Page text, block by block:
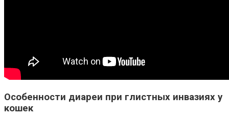
Особенности диареи при глистных инвазиях у
кошек